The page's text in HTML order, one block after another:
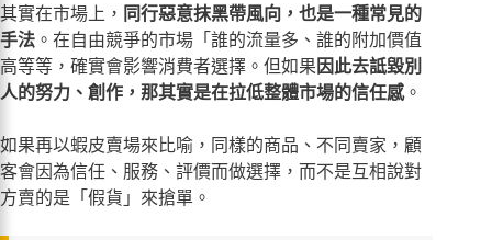
其實在市場上， 同行惡意抹黑帶風向，也是一種常見的
手法 。在自由競爭的市場「誰的流量多、誰的附加價值
高等等，確實會影響消費者選擇。但如果 因此去詆毀別
人的努力、創作，那其實是在拉低整體市場的信任感。
如果再以蝦皮賣場來比喻，同樣的商品、不同賣家，顧
客會因為信任、服務、評價而做選擇，而不是互相說對
方賣的是「假貨」來搶單。